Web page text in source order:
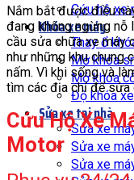
Cứu hộ xe
Khóa xe máy
Thay ổ
Mở khóa
Mở khóa
Độ khóa
Sửa xe tại nhà
Sửa xe
Sửa xe
Sửa xe
Nắm bắt được điều
đang không ngừng nỗ
cầu sửa chữa xe máy
như những khu chung
nấm. Vì khi sống và
tìm các địa chỉ để sửa
Cứu Hộ Xe
Motor